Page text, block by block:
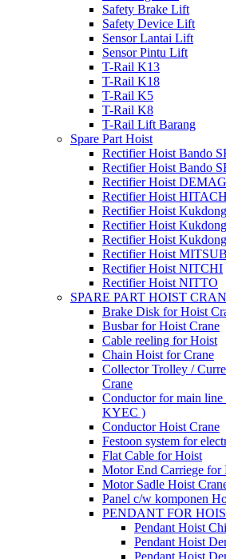
Safety Brake Lift
Safety Device Lift
Sensor Lantai Lift
Sensor Pintu Lift
T-Rail K13
T-Rail K18
T-Rail K5
T-Rail K8
T-Rail Lift Barang
Spare Part Hoist
Rectifier Hoist Bando
Rectifier Hoist Bando
Rectifier Hoist DEMAG
Rectifier Hoist
Rectifier Hoist
Rectifier Hoist
Rectifier Hoist
Rectifier Hoist
Rectifier Hoist NITCHI
Rectifier Hoist NITTO
SPARE PART HOIST
Brake Disk for Hoist
Busbar for Hoist Crane
Cable reeling for Hoist
Chain Hoist for Crane
Collector Trolley /
Crane
Conductor for main
KYEC )
Conductor Hoist Crane
Festoon system for
Flat Cable for Hoist
Motor End Carriege for
Motor Sadle Hoist
Panel c/w komponen
PENDANT FOR
Pendant Hoist
Pendant Hoist
Pendant Hoist